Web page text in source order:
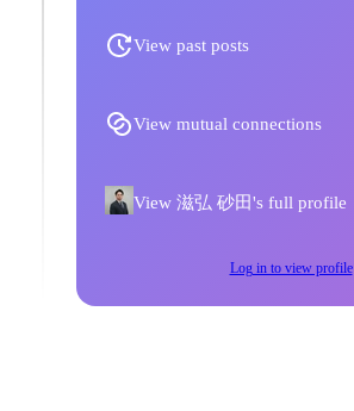
View past posts
View mutual connections
View 滋弘 砂田's full profile
Log in to view profile